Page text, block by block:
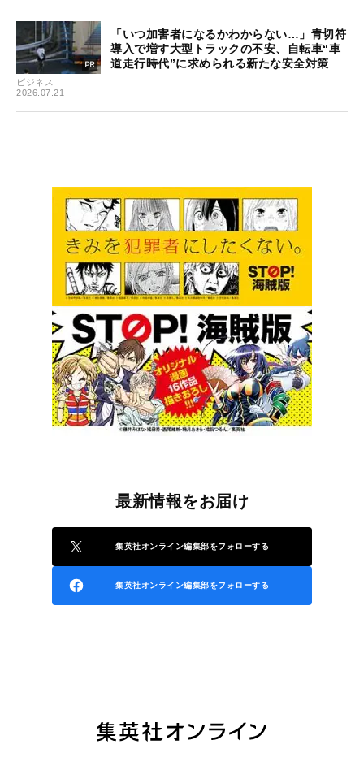
ビジネス
2026.07.21
「いつ加害者になるかわからない…」青切符
導入で増す大型トラックの不安、自転車“車
道走行時代”に求められる新たな安全対策
最新情報をお届け
集英社オンライン編集部をフォローする
集英社オンライン編集部をフォローする